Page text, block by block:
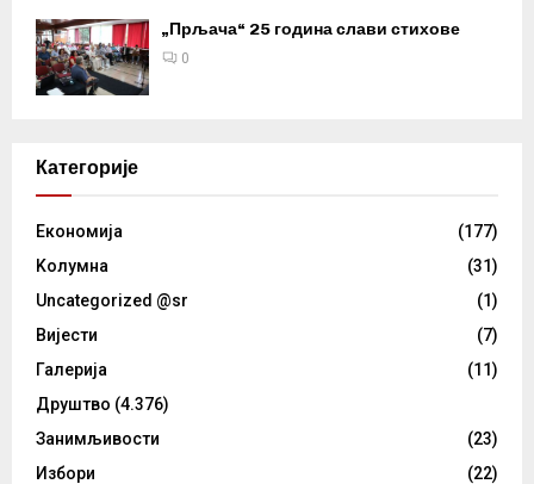
„Прљача“ 25 година слави стихове
0
Категорије
Eкономија
(177)
Kолумнa
(31)
Uncategorized @sr
(1)
Вијести
(7)
Галерија
(11)
Друштво (4.376)
Занимљивости
(23)
Избори
(22)